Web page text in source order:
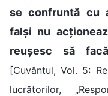
se confruntă cu
falși nu
reușesc să
[Cuvântul, Vol. 5:
lucrătorilor,